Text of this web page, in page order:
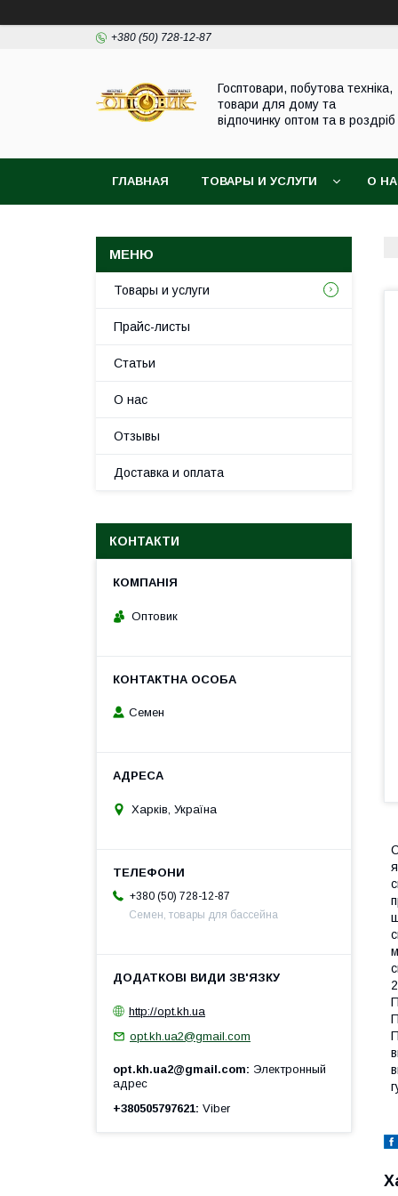
+380 (50) 728-12-87
Госптовари, побутова техніка,
товари для дому та
відпочинку оптом та в роздріб
ГЛАВНАЯ ТОВАРЫ И УСЛУГИ О
Товары и услуги
Прайс-листы
Статьи
О нас
Отзывы
Доставка и оплата
КОНТАКТИ
Оптовик
Семен
Харків, Україна
+380 (50) 728-12-87
Семен, товары для бассейна
http://opt.kh.ua
opt.kh.ua2@gmail.com
opt.kh.ua2@gmail.com
Электронный
адрес
+380505797621 Viber